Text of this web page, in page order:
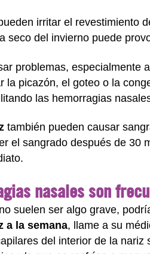
irritar el revestimiento
seco del invierno puede
problemas, especialmente
la picazón, el goteo o la
las hemorragias
también pueden causar
el sangrado después de 30
nasales son
suelen ser algo grave,
a la semana, llame a su
del interior de la